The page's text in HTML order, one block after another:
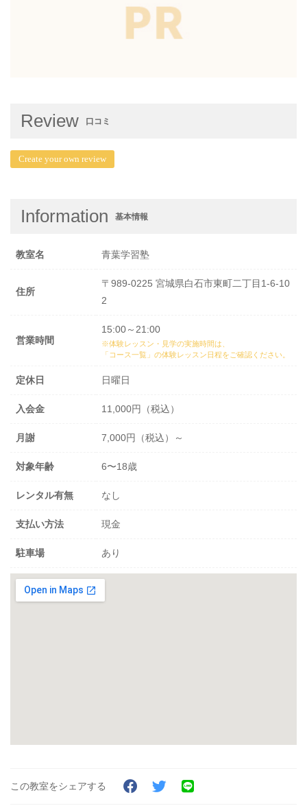
Review 口コミ
Create your own review
Information 基本情報
教室名 青葉学習塾
住所
〒989-0225 宮城県白石市東町二丁目1-6-10
2
営業時間
15:00～21:00
※体験レッスン・見学の実施時間は、
「コース一覧」の体験レッスン日程をご確認ください。
定休日 日曜日
入会金 11,000円（税込）
月謝 7,000円（税込）～
対象年齢 6〜18歳
レンタル有無 なし
支払い方法 現金
駐車場 あり
この教室をシェアする